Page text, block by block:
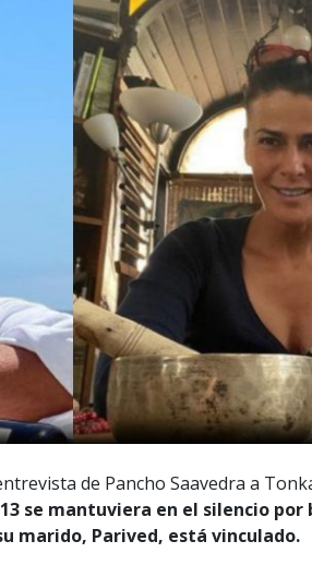
de Pancho Saavedra a
se mantuviera en el silencio
marido, Parived, está vinculado.